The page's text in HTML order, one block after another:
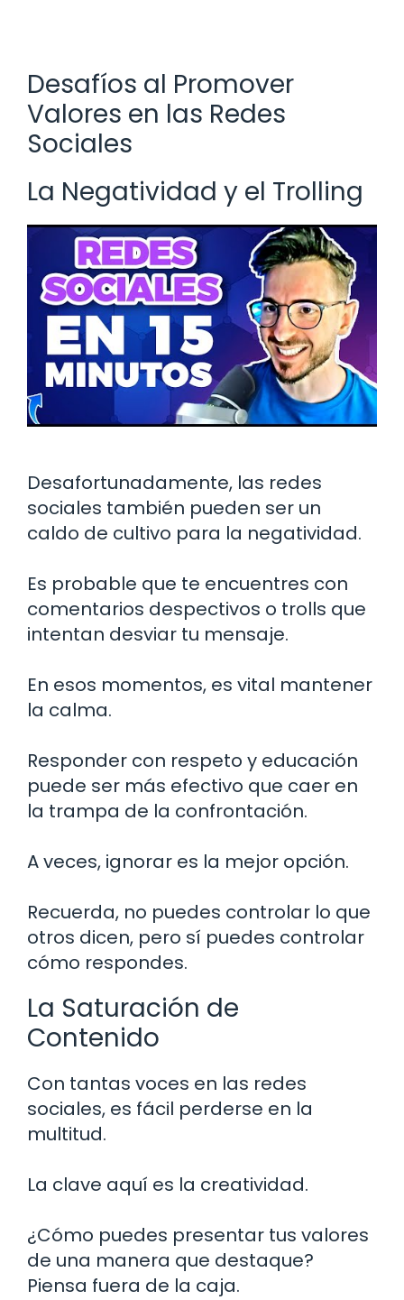
Desafíos al Promover
Valores en las Redes
Sociales
La Negatividad y el Trolling
Desafortunadamente, las redes
sociales también pueden ser un
caldo de cultivo para la negatividad.
Es probable que te encuentres con
comentarios despectivos o trolls que
intentan desviar tu mensaje.
En esos momentos, es vital mantener
la calma.
Responder con respeto y educación
puede ser más efectivo que caer en
la trampa de la confrontación.
A veces, ignorar es la mejor opción.
Recuerda, no puedes controlar lo que
otros dicen, pero sí puedes controlar
cómo respondes.
La Saturación de
Contenido
Con tantas voces en las redes
sociales, es fácil perderse en la
multitud.
La clave aquí es la creatividad.
¿Cómo puedes presentar tus valores
de una manera que destaque?
Piensa fuera de la caja.